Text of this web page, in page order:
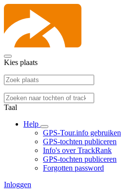
Kies plaats
Taal
Help
GPS-Tour.info gebruiken
GPS-tochten publiceren
Info's over TrackRank
GPS-tochten publiceren
Forgotten password
Inloggen